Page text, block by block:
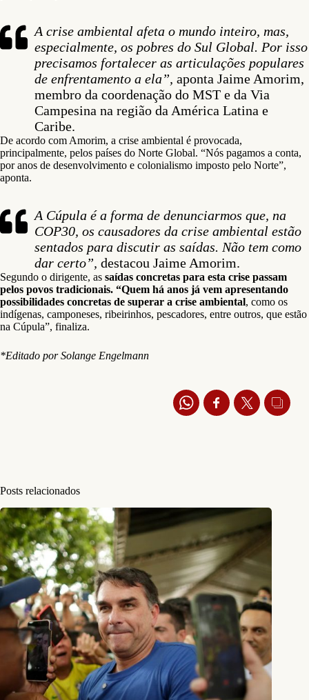
A crise ambiental afeta o mundo inteiro, mas,
especialmente, os pobres do Sul Global. Por isso
precisamos fortalecer as articulações populares
de enfrentamento a ela”, aponta Jaime Amorim,
membro da coordenação do MST e da Via
Campesina na região da América Latina e
Caribe.
De acordo com Amorim, a crise ambiental é provocada,
principalmente, pelos países do Norte Global. “Nós pagamos a conta,
por anos de desenvolvimento e colonialismo imposto pelo Norte”,
aponta.
A Cúpula é a forma de denunciarmos que, na
COP30, os causadores da crise ambiental estão
sentados para discutir as saídas. Não tem como
dar certo”, destacou Jaime Amorim.
Segundo o dirigente, as saídas concretas para esta crise passam
pelos povos tradicionais. “Quem há anos já vem apresentando
possibilidades concretas de superar a crise ambiental, como os
indígenas, camponeses, ribeirinhos, pescadores, entre outros, que estão
na Cúpula”, finaliza.
*Editado por Solange Engelmann
Posts relacionados